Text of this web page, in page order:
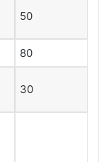
50
80
30